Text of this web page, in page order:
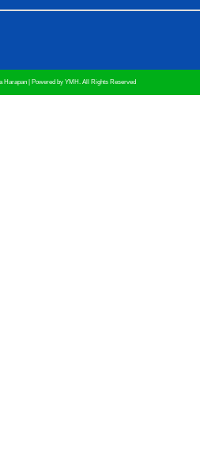
Harapan | Powered by YMH. All Rights Reserved